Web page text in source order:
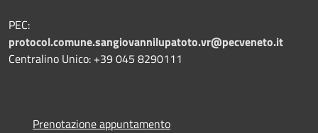
PEC:
protocol.comune.sangiovannilupatoto.vr@pecveneto.it
Centralino Unico: +39 045 8290111
Prenotazione appuntamento